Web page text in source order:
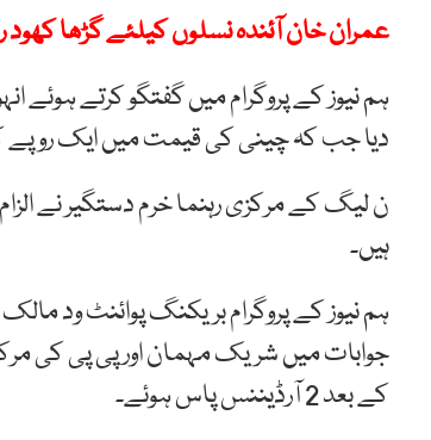
عمران خان آئندہ نسلوں کیلئے گڑھا کھود
ہم نیوز کے پروگرام میں گفتگو کرتے ہوئے
دیا جب کہ چینی کی قیمت میں ایک روپے
ن لیگ کے مرکزی رہنما خرم دستگیر نے الزام
ہیں۔
ہم نیوز کے پروگرام بریکنگ پوائنٹ ود
جوابات میں شریک مہمان اور پی پی کی
کے بعد 2 آرڈیننس پاس ہوئے۔